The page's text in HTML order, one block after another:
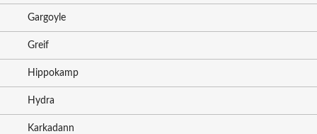
Gargoyle
Greif
Hippokamp
Hydra
Karkadann